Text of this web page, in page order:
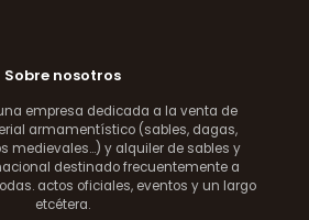
Sobre nosotros
empresa dedicada a la venta de
armamentístico (sables, dagas,
medievales...) y alquiler de sables y
destinado frecuentemente a
actos oficiales, eventos y un largo
etcétera.